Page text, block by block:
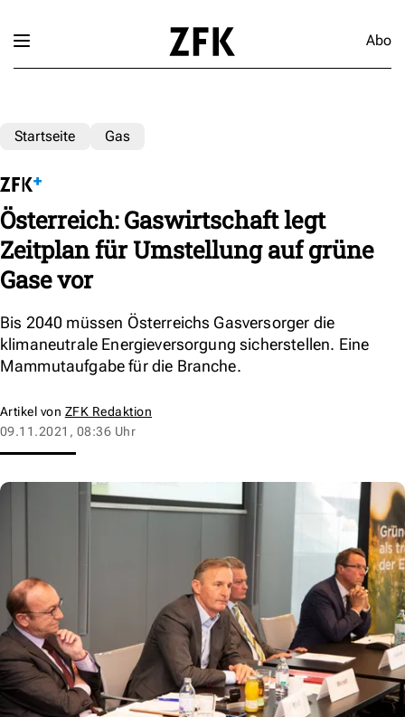
Abo
Startseite Gas
Österreich: Gaswirtschaft legt
Zeitplan für Umstellung auf grüne
Gase vor
Bis 2040 müssen Österreichs Gasversorger die
klimaneutrale Energieversorgung sicherstellen. Eine
Mammutaufgabe für die Branche.
Artikel von ZFK Redaktion
09.11.2021, 08:36 Uhr